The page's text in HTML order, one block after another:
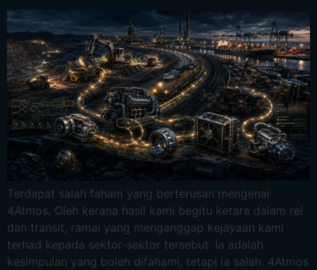
Terdapat salah faham yang berterusan mengenai
4Atmos. Oleh kerana hasil kami begitu ketara dalam rel
dan transit, ramai yang menganggap kejayaan kami
terhad kepada sektor-sektor tersebut. Ia adalah
kesimpulan yang boleh difahami, tetapi ia salah. 4Atmos